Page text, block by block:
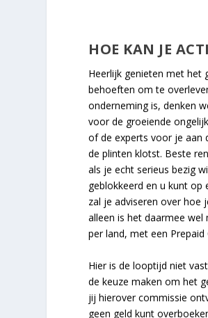
HOE KAN JE
Heerlijk genieten met het
behoeften om te
onderneming is, denken
voor de groeiende
of de experts voor je aan
de plinten klotst. Beste
als je echt serieus bezig
geblokkeerd en u kunt
zal je adviseren over hoe
alleen is het daarmee wel
per land, met een
Hier is de looptijd niet
de keuze maken om het
jij hierover commissie
geen geld kunt